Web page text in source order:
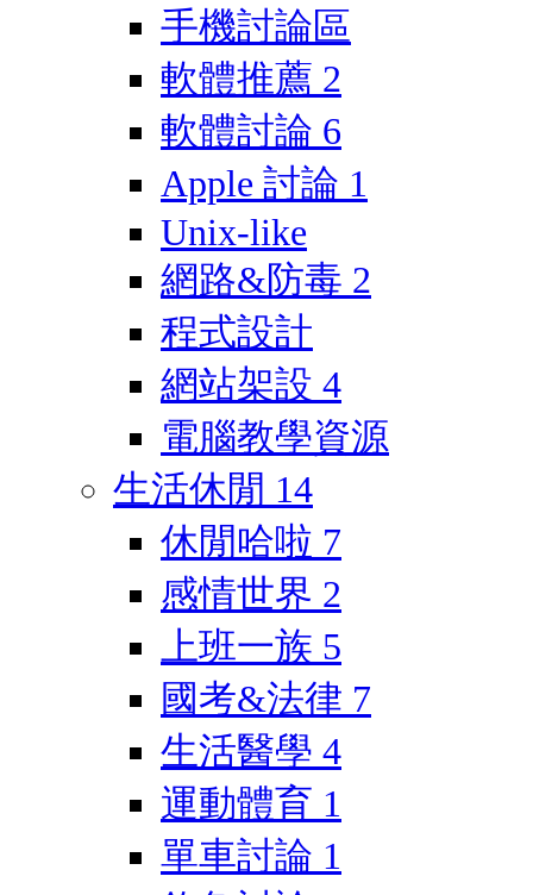
手機討論區
軟體推薦 2
軟體討論 6
Apple 討論 1
Unix-like
網路&防毒 2
程式設計
網站架設 4
電腦教學資源
生活休閒 14
休閒哈啦 7
感情世界 2
上班一族 5
國考&法律 7
生活醫學 4
運動體育 1
單車討論 1